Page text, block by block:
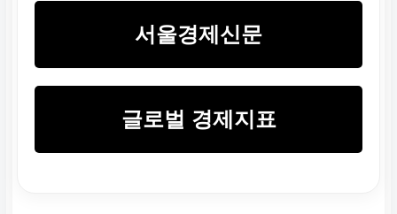
서울경제신문
글로벌 경제지표